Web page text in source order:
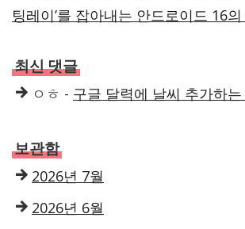
팅레이’를 잡아내는 안드로이드 16
최신 댓글
ㅇㅎ - 구글 달력에 날씨 추가하
보관함
2026년 7월
2026년 6월